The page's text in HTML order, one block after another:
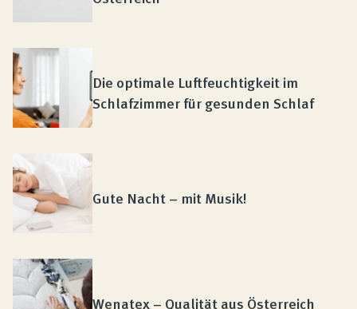
Die optimale Luftfeuchtigkeit im
Schlafzimmer für gesunden Schlaf
Gute Nacht – mit Musik!
Wenatex – Qualität aus Österreich